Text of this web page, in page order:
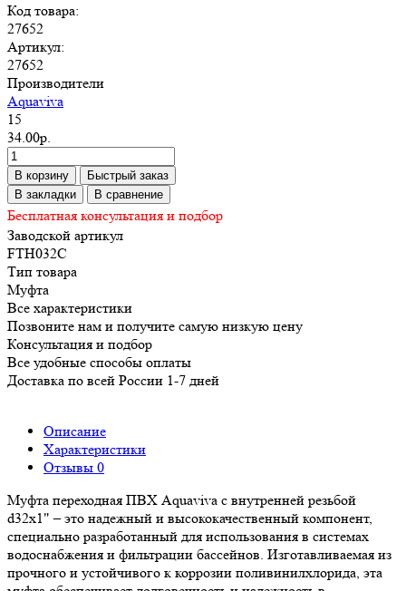
Код товара:
27652
Артикул:
27652
Производители
Aquaviva
15
34.00р.
В корзину
Быстрый заказ
В закладки
В сравнение
Бесплатная консультация и подбор
Заводской артикул
FTH032C
Тип товара
Муфта
Все характеристики
Позвоните нам и получите самую низкую цену
Консультация и подбор
Все удобные способы оплаты
Доставка по всей России 1-7 дней
Описание
Характеристики
Отзывы 0
Муфта переходная ПВХ Aquaviva с внутренней резьбой
d32х1" – это надежный и высококачественный компонент,
специально разработанный для использования в системах
водоснабжения и фильтрации бассейнов. Изготавливаемая из
прочного и устойчивого к коррозии поливинилхлорида, эта